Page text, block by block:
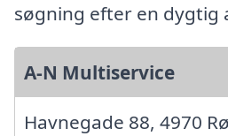
søgning efter en dygtig
A-N Multiservice
Havnegade 88, 4970